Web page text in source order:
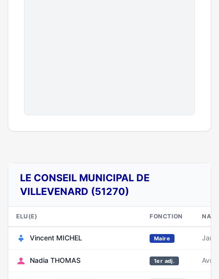
LE CONSEIL MUNICIPAL DE
VILLEVENARD (51270)
ELU(E) FONCTION
Vincent MICHEL Maire
Nadia THOMAS 1er adj. Avril